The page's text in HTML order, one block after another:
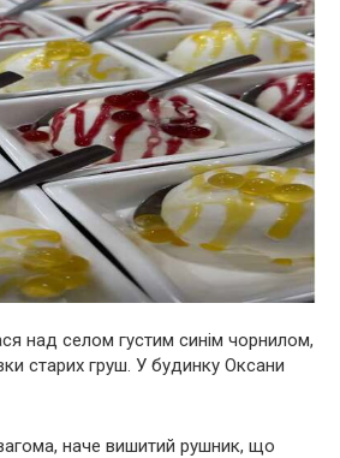
над селом густим синім чорнилом,
старих груш. У будинку Оксани
наче вишитий рушник, що